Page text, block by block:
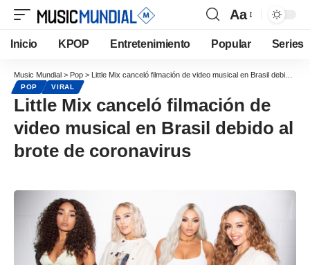
Aa
Inicio KPOP Entretenimiento Popular Series
Music Mundial > Pop > Little Mix canceló filmación de video musical en Brasil debido al brote de coronavirus
POP VIRAL
Little Mix canceló filmación de
video musical en Brasil debido al
brote de coronavirus